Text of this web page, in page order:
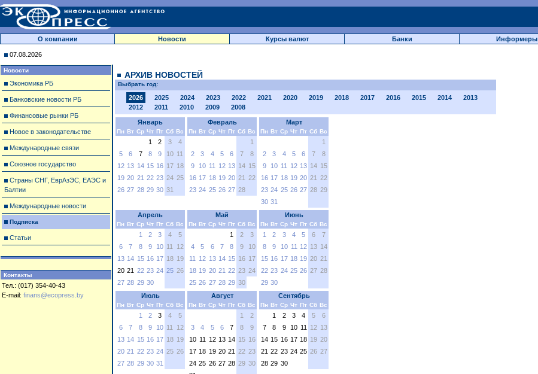
О компании Новости Курсы валют Банки Информеры
07.08.2026
Новости
Экономика РБ
Банковские новости РБ
Финансовые рынки РБ
Новое в законодательстве
Международные связи
Союзное государство
Страны СНГ, ЕврАзЭС, ЕАЭС и
Балтии
Международные новости
Подписка
Статьи
Контакты
Тел.: (017) 354-40-43
E-mail: finans@ecopress.by
АРХИВ НОВОСТЕЙ
Выбрать год:
2026 2025 2024 2023 2022 2021 2020 2019 2018 2017 2016 2015 2014
2013
2012
2011 2010 2009 2008
Январь
Пн Вт Ср Чт Пт Сб Вс
1 2 3
4
5
6 7 8 9 10 11
12 13 14 15 16 17 18
19 20 21 22 23 24 25
26 27 28 29 30 31
Февраль
Пн Вт Ср Чт Пт Сб Вс
1
2
3 4 5 6 7
8
9
10 11 12 13 14 15
16 17 18 19 20 21 22
23 24 25 26 27 28
Март
Пн Вт Ср Чт Пт Сб Вс
1
2
3 4 5 6 7
8
9
10 11 12 13 14 15
16 17 18 19 20 21 22
23 24 25 26 27 28 29
30 31
Апрель
Пн Вт Ср Чт Пт Сб Вс
1 2 3 4
5
6
7 8 9 10 11
12
13 14 15 16 17 18 19
20 21 22 23 24 25 26
27 28 29 30
Май
Пн Вт Ср Чт Пт Сб Вс
1 2
3
4
5 6 7 8 9
10
11
12 13 14 15 16 17
18 19 20 21 22 23 24
25 26 27 28 29 30
Июнь
Пн Вт Ср Чт Пт Сб Вс
1 2 3 4 5 6
7
8
9 10 11 12 13 14
15 16 17 18 19 20 21
22 23 24 25 26 27 28
29 30
Июль
Пн Вт Ср Чт Пт Сб Вс
1 2 3 4
5
6
7 8 9 10 11
12
13 14 15 16 17 18 19
20 21 22 23 24 25 26
27 28 29 30 31
Август
Пн Вт Ср Чт Пт Сб Вс
1
2
3
4 5 6 7 8
9
10 11 12 13 14 15 16
17 18 19 20 21 22 23
24 25 26 27 28 29 30
Сентябрь
Пн Вт Ср Чт Пт Сб Вс
1 2 3 4 5
6
7
8 9 10 11 12 13
14 15 16 17 18 19 20
21 22 23 24 25 26 27
28 29 30